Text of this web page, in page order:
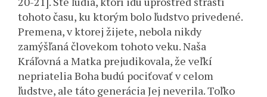
tohoto času, ku ktorým bolo ľudstvo privedené.
Premena, v ktorej žijete, nebola nikdy
zamýšľaná človekom tohoto veku. Naša
Kráľovná a Matka prejudikovala, že veľkí
nepriatelia Boha budú pociťovať v celom
ľudstve, ale táto generácia Jej neverila. Toľko